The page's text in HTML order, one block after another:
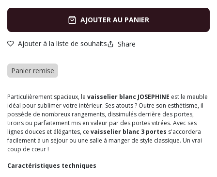
AJOUTER AU PANIER
Ajouter à la liste de souhaits Share
Panier remise
Particulièrement spacieux, le vaisselier blanc JOSEPHINE est le meuble
idéal pour sublimer votre intérieur. Ses atouts ? Outre son esthétisme, il
possède de nombreux rangements, dissimulés derrière des portes,
tiroirs ou parfaitement mis en valeur par des portes vitrées. Avec ses
lignes douces et élégantes, ce vaisselier blanc 3 portes s'accordera
facilement à un séjour ou une salle à manger de style classique. Un vrai
coup de cœur !
Caractéristiques techniques